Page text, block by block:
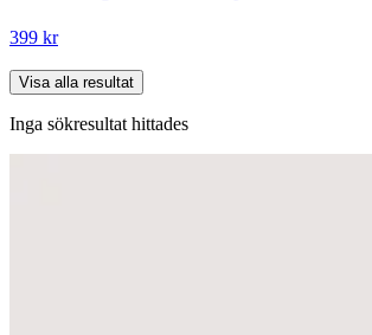
399 kr
Visa alla resultat
Inga sökresultat hittades